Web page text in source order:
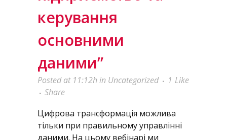
керування
основними
даними”
Posted at 11:12hin Uncategorized 1 Like
Share
Цифрова трансформація можлива
тільки при правильному управлінні
даними. На цьому вебінарі ми